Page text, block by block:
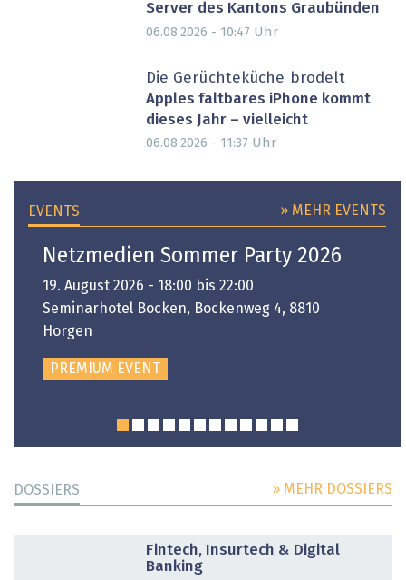
Server des Kantons Graubünden
06.08.2026 - 10:47 Uhr
Die Gerüchteküche brodelt
Apples faltbares iPhone kommt
dieses Jahr – vielleicht
06.08.2026 - 11:37 Uhr
EVENTS » MEHR EVENTS
Netzmedien Sommer Party 2026
19. August 2026 - 18:00 bis 22:00
Seminarhotel Bocken, Bockenweg 4, 8810
Horgen
PREMIUM EVENT
DOSSIERS » MEHR DOSSIERS
Fintech, Insurtech & Digital
Banking